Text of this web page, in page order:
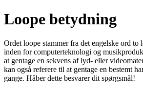
Loope betydning
Ordet loope stammer fra det engelske ord to
inden for computerteknologi og
at gentage en sekvens af lyd- eller
kan også referere til at gentage en bestemt
gange. Håber dette besvarer dit spørgsmål!